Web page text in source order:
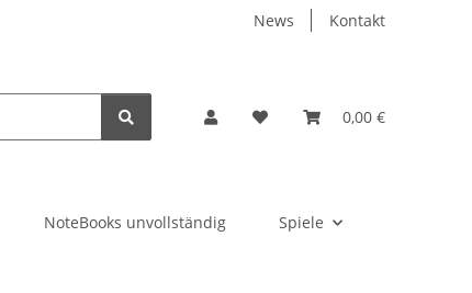
News Kontakt
0,00 €
NoteBooks unvollständig Spiele